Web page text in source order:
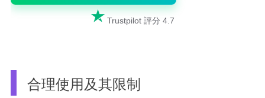
 Trustpilot 評分 4.7
合理使用及其限制